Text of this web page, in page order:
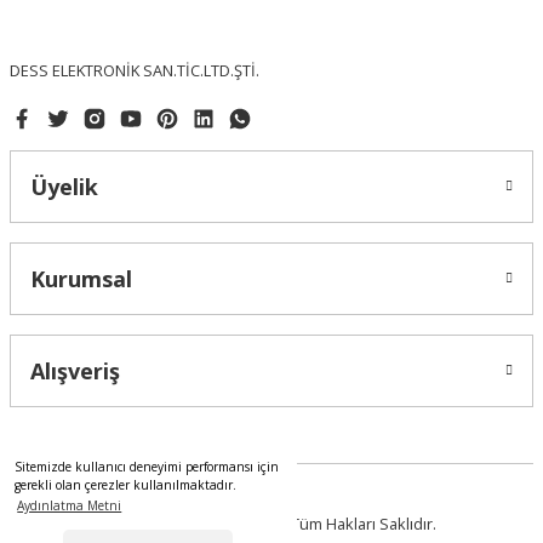
Sitemizde kullanıcı deneyimi performansı için
gerekli olan çerezler kullanılmaktadır.
Aydınlatma Metni
DESS ELEKTRONİK SAN.TİC.LTD.ŞTİ.
Üyelik
Kurumsal
Alışveriş
2023 Copyright IdeaSoft - Tüm Hakları Saklıdır.